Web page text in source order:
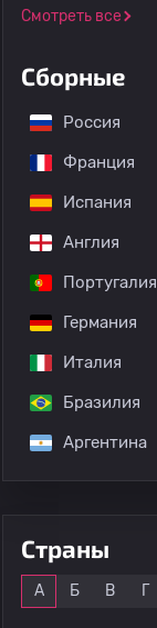
Смотреть все
Сборные
Россия
Франция
Испания
Англия
Португалия
Германия
Италия
Бразилия
Аргентина
Страны
А Б В Г